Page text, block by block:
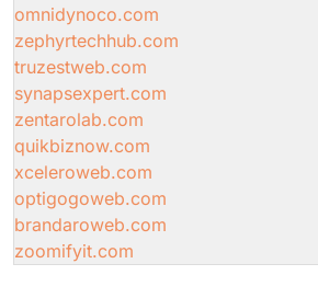
omnidynoco.com
zephyrtechhub.com
truzestweb.com
synapsexpert.com
zentarolab.com
quikbiznow.com
xceleroweb.com
optigogoweb.com
brandaroweb.com
zoomifyit.com